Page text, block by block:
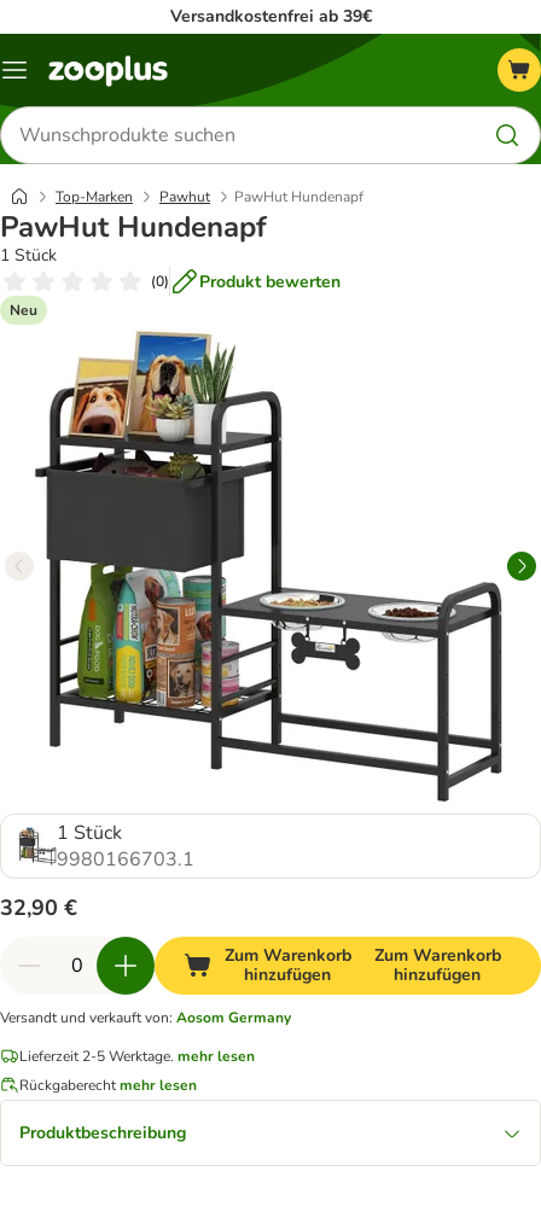
Versandkostenfrei ab 39€
Menü
Produkte
suchen
Top-Marken Pawhut PawHut Hundenapf
PawHut Hundenapf
1 Stück
(0) Produkt bewerten
Neu
1 Stück
9980166703.1
32,90 €
Zum Warenkorb
hinzufügen
Zum Warenkorb
hinzufügen
Versandt und verkauft von: Aosom Germany
Lieferzeit 2-5 Werktage. mehr lesen
Rückgaberechtmehr lesen
Produktbeschreibung